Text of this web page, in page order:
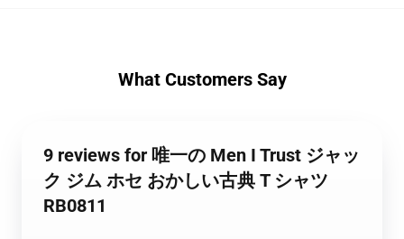
What Customers Say
9 reviews for 唯一の Men I Trust ジャッ
ク ジム ホセ おかしい古典 T シャツ
RB0811